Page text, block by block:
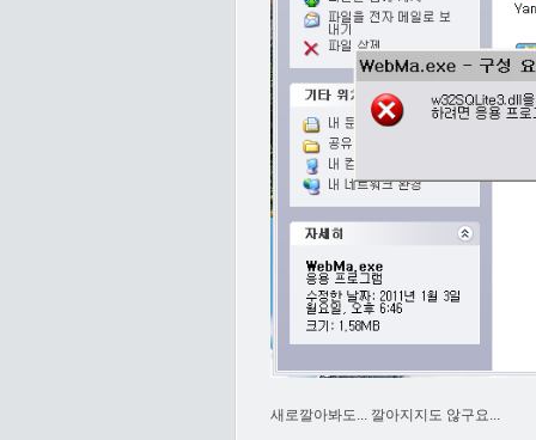
새로깔아봐도... 깔아지지도 않구요...